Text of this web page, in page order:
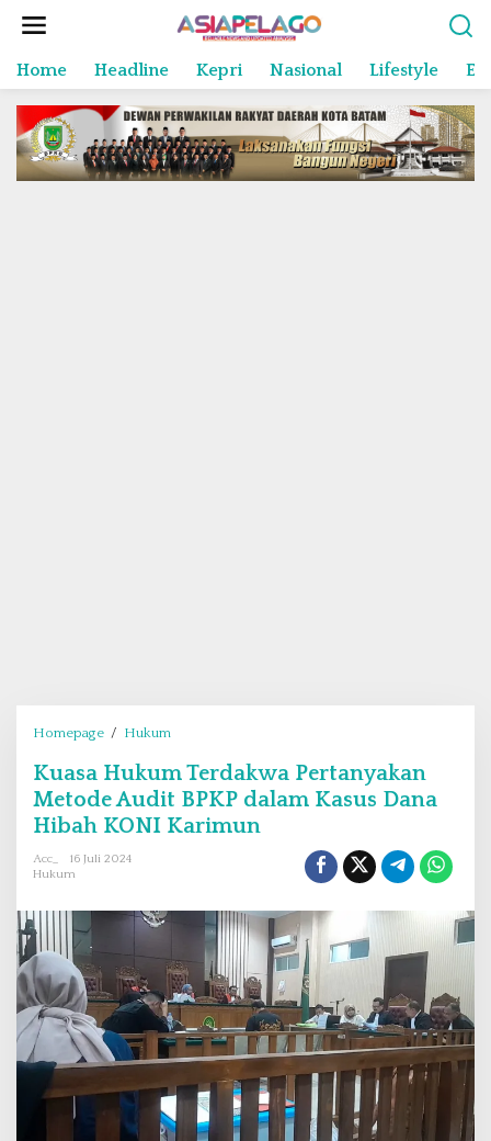
Home Headline Kepri Nasional Lifestyle
Homepage / Hukum
a
s
a
u
e
r
d
a
k
w
a
P
Kuasa Hukum Terdakwa Pertanyakan
Metode Audit BPKP dalam Kasus Dana
Hibah KONI Karimun
Acc_
16 Juli 2024
Hukum